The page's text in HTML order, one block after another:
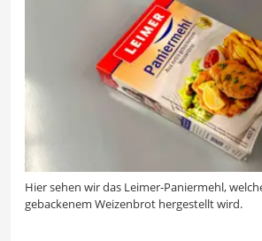
Hier sehen wir das Leimer-Paniermehl,
gebackenem Weizenbrot hergestellt wird.